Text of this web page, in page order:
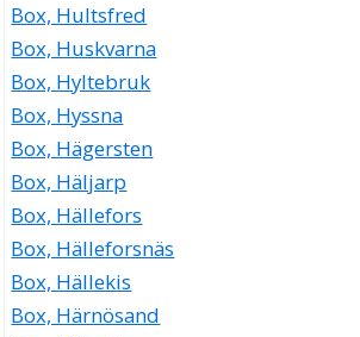
Box, Hultsfred
Box, Huskvarna
Box, Hyltebruk
Box, Hyssna
Box, Hägersten
Box, Häljarp
Box, Hällefors
Box, Hälleforsnäs
Box, Hällekis
Box, Härnösand